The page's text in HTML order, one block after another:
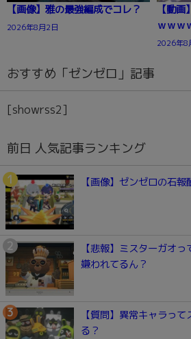
【画像】雅の最強編成でコレ？
2026年8月2日
【動
ｗｗｗ
2026年8
おすすめ「ゼンゼロ」記事
[showrss2]
前日 人気記事ランキング
【画像】ゼンゼロの石
【悲報】ミスターガオ
嫌われてるん？
【質問】異常キャラっ
る？